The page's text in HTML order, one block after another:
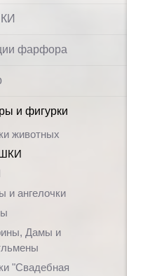
фарфора
и фигурки
животных
и ангелочки
Дамы и
"Свадебная